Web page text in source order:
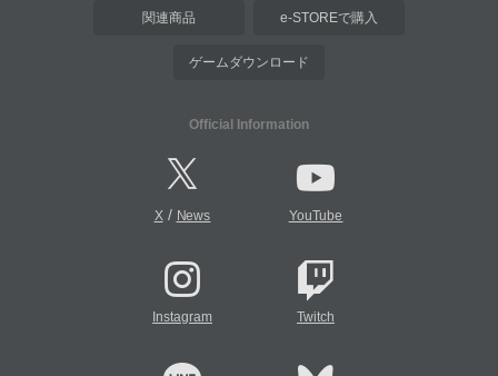
関連商品 e-STOREで購入
ゲームダウンロード
Official Information
X/ News YouTube
Instagram Twitch